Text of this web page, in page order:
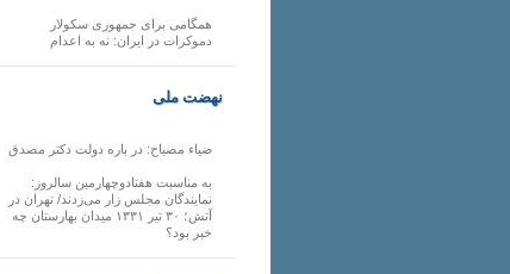
همگامی برای جمهوری سکولار
دموکرات در ایران: نه به اعدام
نهضت ملی
ضیاء مصباح: در باره دولت دکتر مصدق
به مناسبت هفتادوچهارمین سالروز:
نمایندگان مجلس زار می‌زدند/ تهران در
آتش؛ ۳۰ تیر ۱۳۳۱ میدان بهارستان چه
خبر بود؟